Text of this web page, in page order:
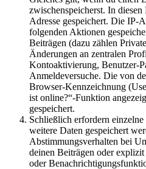
zwischenspeicherst. In
Adresse gespeichert. Die IP-
folgenden Aktionen
Beiträgen (dazu zählen
Änderungen an zentralen
Kontoaktivierung, Benutzer-
Anmeldeversuche. Die von
Browser-Kennzeichnung
ist online?“-Funktion
gespeichert.
Schließlich erfordern
weitere Daten gespeichert
Abstimmungsverhalten bei
deinen Beiträgen oder
oder